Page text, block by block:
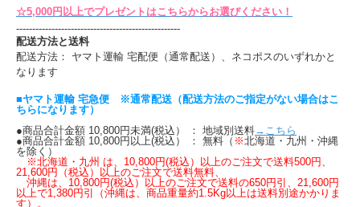
☆5,000円以上でプレゼントはこちらからお選びください！
---------------------------------------------------
配送方法と送料
配送方法： ヤマト運輸 宅配便（通常配送）、ネコポスのいずれかと
なります
■ヤマト運輸 宅急便 ※通常配送（配送方法のご指定がない場合はこ
ちらになります）
●商品合計金額 10,800円未満(税込） ： 地域別送料→こちら
●商品合計金額 10,800円以上(税込） ： 無料（ ※北海道・九州・沖縄
を除く）
※北海道・九州 は、10,800円(税込）以上のご注文で送料500円、
21,600円（税込）以上のご注文で送料無料、
沖縄は、10,800円(税込）以上のご注文で送料の650円引、21,600円
以上で1,380円引（沖縄は、商品重量約1.5Kg以上は送料別途かかりま
す）。